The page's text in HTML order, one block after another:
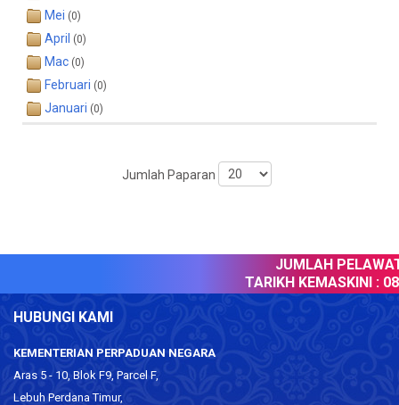
Mei (0)
April (0)
Mac (0)
Februari (0)
Januari (0)
Jumlah Paparan
JUMLAH PELAWAT
TARIKH KEMASKINI : 08
HUBUNGI KAMI
KEMENTERIAN PERPADUAN NEGARA
Aras 5 - 10, Blok F9, Parcel F,
Lebuh Perdana Timur,